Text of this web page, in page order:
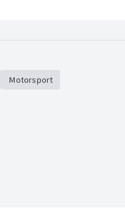
Motorsport